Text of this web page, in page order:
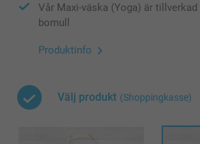
Vår Maxi-väska (Yoga) är
bomull
Produktinfo
Välj produkt (Shoppingkasse)